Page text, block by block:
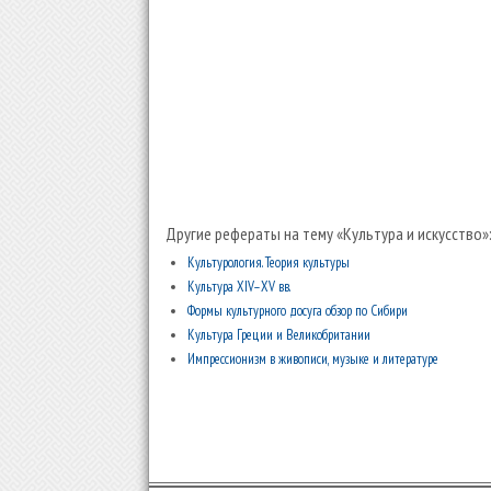
Другие рефераты на тему «Культура и искусство»:
Культурология. Теория культуры
Культура XIV–XV вв.
Формы культурного досуга обзор по Сибири
Культура Греции и Великобритании
Импрессионизм в живописи, музыке и литературе